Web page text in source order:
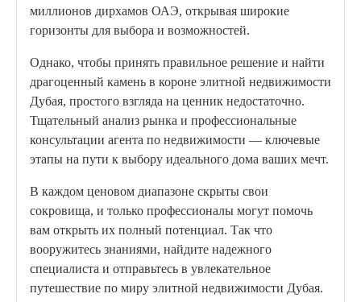
миллионов дирхамов ОАЭ, открывая широкие
горизонты для выбора и возможностей.
Однако, чтобы принять правильное решение и найти
драгоценный камень в короне элитной недвижимости
Дубая, простого взгляда на ценник недостаточно.
Тщательный анализ рынка и профессиональные
консультации агента по недвижимости — ключевые
этапы на пути к выбору идеального дома ваших мечт.
В каждом ценовом диапазоне скрыты свои
сокровища, и только профессионалы могут помочь
вам открыть их полный потенциал. Так что
вооружитесь знаниями, найдите надежного
специалиста и отправьтесь в увлекательное
путешествие по миру элитной недвижимости Дубая.